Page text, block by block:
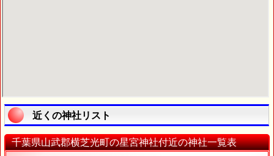
近くの神社リスト
千葉県山武郡横芝光町の星宮神社付近の神社一覧表